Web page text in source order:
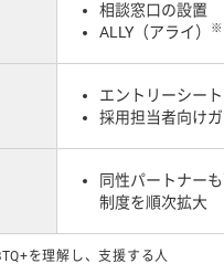
相談窓口の設置
ALLY（アライ）
※
エントリーシー
採用担当者向け
同性パートナー
制度を順次拡大
を理解し、支援する人